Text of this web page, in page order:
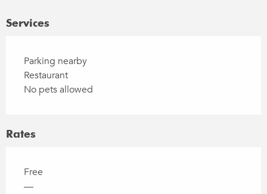
Services
Parking nearby
Restaurant
No pets allowed
Rates
Free
—